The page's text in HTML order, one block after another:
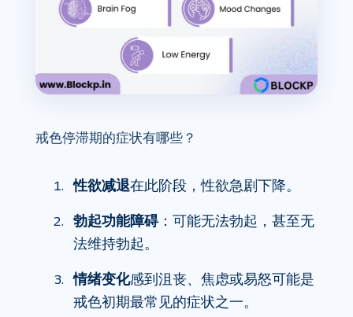
戒色停滞期的症状有哪些？
性欲减退在此阶段，性欲急剧下降。
勃起功能障碍：可能无法勃起，甚至无
法维持勃起。
情绪变化感到沮丧、焦虑或易怒可能是
戒色初期最常见的症状之一。